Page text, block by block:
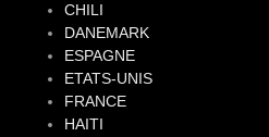
CHILI
DANEMARK
ESPAGNE
ETATS-UNIS
FRANCE
HAITI